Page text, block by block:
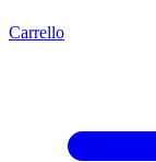
Carrello